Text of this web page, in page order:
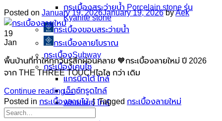
กระเบื้องสระว่ายนํ้า Porcelain stone รุ่น
Kyanite stone
กระเบื้องขอบสระว่ายน้ำ
กระเบื้องลายโบราณ
กระเบื้องSubway
กระเบื้องเคนไซ
แกรนิตโต้ ไทล์
เอ็กซ์ทรูดไทล์
ฟลอเรนซ์ ไทล์
Posted on January 19, 2026January 19, 2026 byAek
19
Jan
พื้นบ้านที่ทำให้ทุกวันรู้สึกผ่อนคลาย 🧡กระเบื้องลายใหม่ ปี 2026
จาก THE THREE TOUCHไฉไล กว่า เดิม
Continue reading→
Posted in กระเบื้องลายไม้ | Tagged กระเบื้องลายใหม่